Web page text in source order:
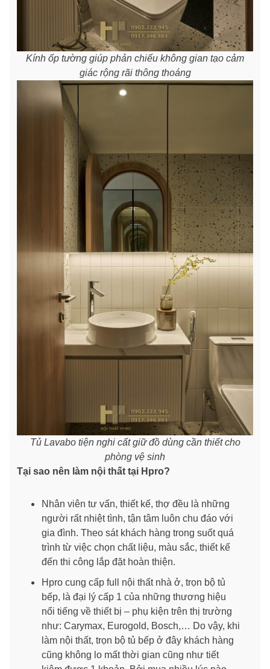
Kính ốp tường giúp phản chiếu không gian tạo cảm
giác rộng rãi thông thoáng
Tủ Lavabo tiện nghi cất giữ đồ dùng cần thiết cho
phòng vệ sinh
Tại sao nên làm nội thất tại Hpro?
Nhân viên tư vấn, thiết kế, thợ đều là những
người rất nhiệt tình, tận tâm luôn chu đáo với
gia đình. Theo sát khách hàng trong suốt quá
trình từ việc chọn chất liệu, màu sắc, thiết kế
đến thi công lắp đặt hoàn thiện.
Hpro cung cấp full nội thất nhà ở, trọn bộ tủ
bếp, là đại lý cấp 1 của những thương hiệu
nổi tiếng về thiết bị – phụ kiện trên thị trường
như: Carymax, Eurogold, Bosch,… Do vậy, khi
làm nội thất, trọn bộ tủ bếp ở đây khách hàng
cũng không lo mất thời gian cũng như tiết